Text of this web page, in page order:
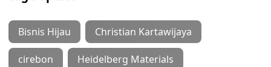
Bisnis Hijau Christian Kartawijaya
cirebon Heidelberg Materials